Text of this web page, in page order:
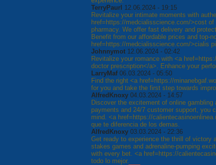
TerryPaurl 12.06.2024 - 19:15
Revitalize your intimate moments with
href=https://medcialisscience.com/>cost
pharmacy. We offer fast delivery and
Benefit from our affordable prices and top-
href=https://medcialisscience.com/>cialis
Johnnymot 12.06.2024 - 02:42
Revitalize your romance with <a
doctor prescription</a>. Enhance your
LarryMaf 06.03.2024 - 05:50
Find the right <a href=https://
for you and take the first step towards
AlfredKnoxy 04.03.2024 - 14:57
Discover the excitement of online
payments and 24/7 customer support, you
mind. <a href=https://
que te diferencia de los demas.
AlfredKnoxy 03.03.2024 - 22:36
Get ready to experience the thrill of victory
stakes games and adrenaline-pumping
with every bet. <a href=https://
todo lo mejor.